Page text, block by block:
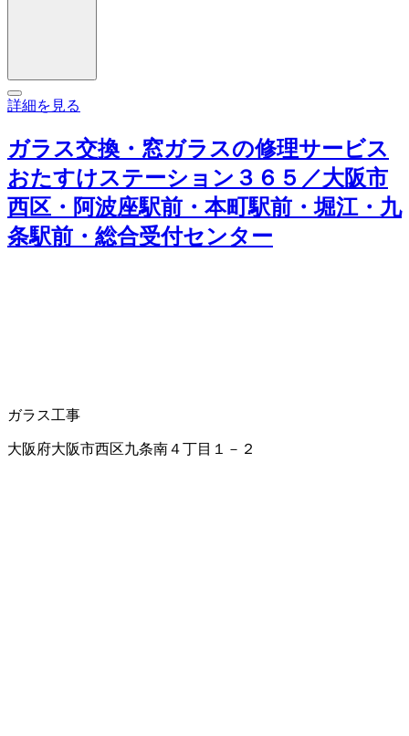
詳細を見る
ガラス交換・窓ガラスの修理サービス
おたすけステーション３６５／大阪市
西区・阿波座駅前・本町駅前・堀江・九
条駅前・総合受付センター
ガラス工事
大阪府大阪市西区九条南４丁目１－２